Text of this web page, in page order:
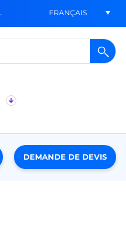
FRANÇAIS
DEMANDE DE DEVIS